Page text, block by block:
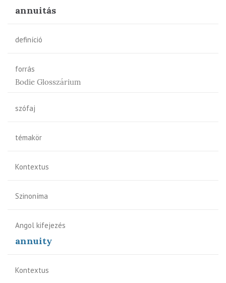
annuitás
definíció
forrás
Bodie Glosszárium
szófaj
témakör
Kontextus
Szinoníma
Angol kifejezés
annuity
Kontextus